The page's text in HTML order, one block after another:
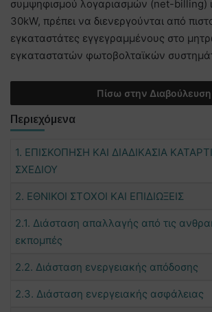
συμψηφισμού λογαριασμών (net-billing)
30kW, πρέπει να διενεργούνται από
εγκαταστάτες εγγεγραμμένους στο
εγκαταστατών φωτοβολταϊκών
Πίσω στην Διαβούλευση
Περιεχόμενα
1. ΕΠΙΣΚΟΠΗΣΗ ΚΑΙ ΔΙΑΔΙΚΑΣΙΑ
ΣΧΕΔΙΟΥ
2. ΕΘΝΙΚΟΙ ΣΤΟΧΟΙ ΚΑΙ ΕΠΙΔΙΩΞΕΙΣ
2.1. Διάσταση απαλλαγής από τις
εκπομπές
2.2. Διάσταση ενεργειακής απόδοσης
2.3. Διάσταση ενεργειακής ασφάλειας